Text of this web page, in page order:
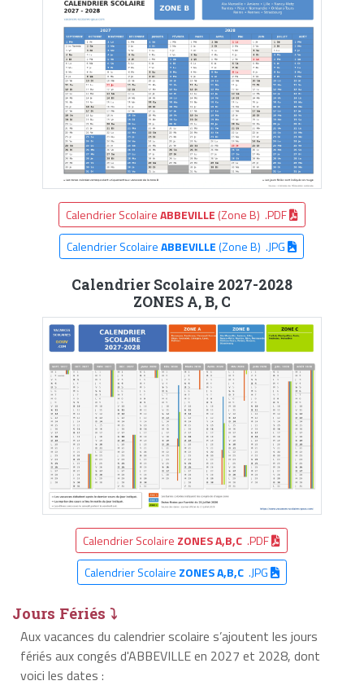
Calendrier ScolaireABBEVILLE (Zone B) .PDF
Calendrier ScolaireABBEVILLE(Zone B) .JPG
Calendrier Scolaire 2027-2028
ZONES A, B, C
Calendrier Scolaire ZONES A,B,C .PDF
Calendrier Scolaire ZONES A,B,C.JPG
Jours Fériés ⤵
Aux vacances du calendrier scolaire s’ajoutent les jours
fériés aux congés d'ABBEVILLE en 2027 et 2028, dont
voici les dates :